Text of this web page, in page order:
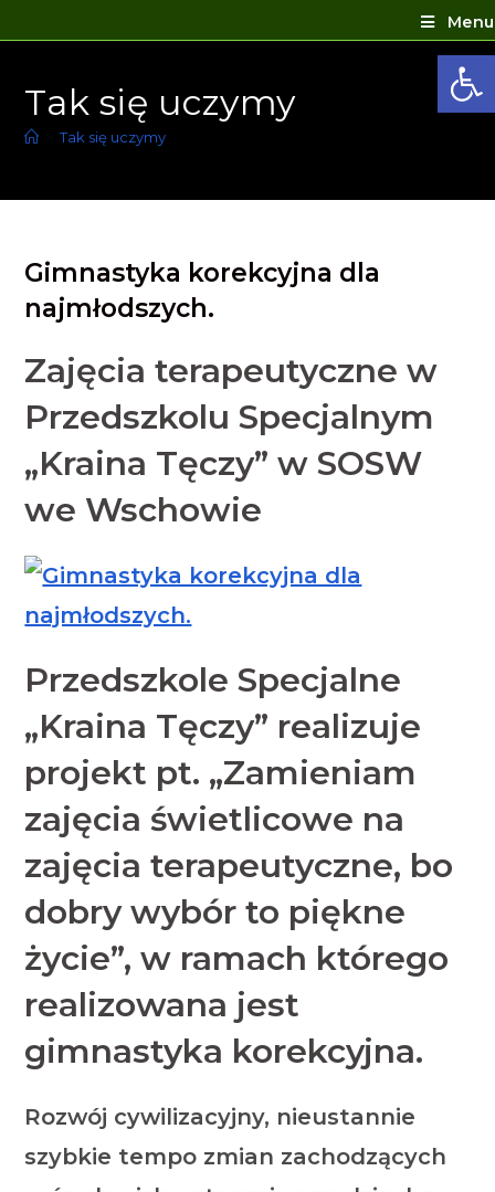
Menu
Tak się uczymy
Tak się uczymy
Gimnastyka korekcyjna dla
najmłodszych.
Zajęcia terapeutyczne w
Przedszkolu Specjalnym
„Kraina Tęczy” w SOSW
we Wschowie
Przedszkole Specjalne
„Kraina Tęczy” realizuje
projekt pt. „Zamieniam
zajęcia świetlicowe na
zajęcia terapeutyczne, bo
dobry wybór to piękne
życie”, w ramach którego
realizowana jest
gimnastyka korekcyjna.
Rozwój cywilizacyjny, nieustannie
szybkie tempo zmian zachodzących